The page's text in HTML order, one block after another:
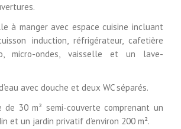
à manger avec espace cuisine incluant
induction, réfrigérateur, cafetière
micro-ondes, vaisselle et un lave-
avec douche et deux WC séparés.
de 30 m² semi-couverte comprenant un
et un jardin privatif d’environ 200 m².